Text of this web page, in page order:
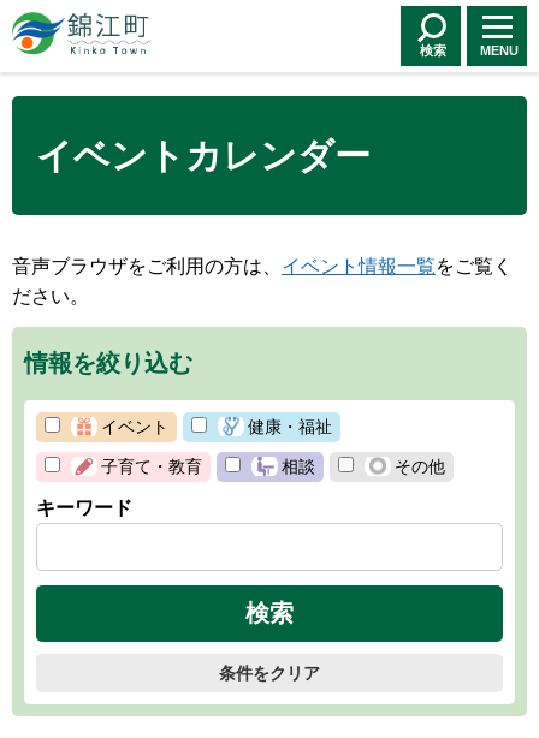
錦江町 Kinko
Town
検索 MENU
イベントカレンダー
音声ブラウザをご利用の方は、 イベント情報一覧をご覧く
ださい。
情報を絞り込む
イベント 健康・福祉
子育て・教育 相談 その他
キーワード
条件をクリア